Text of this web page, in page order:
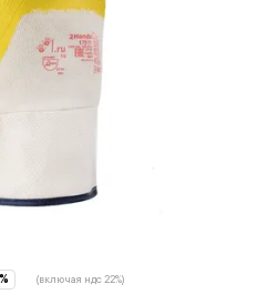
(включая ндс 22%)